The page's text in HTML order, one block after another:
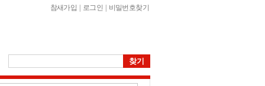
참새가입 로그인 비밀번호찾기